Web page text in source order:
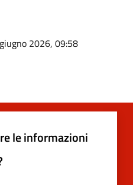
2026, 09:58
le informazioni